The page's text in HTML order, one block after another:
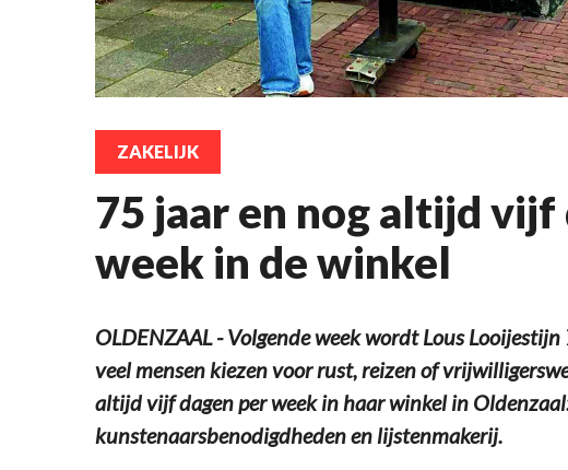
ZAKELIJK
75 jaar en nog altijd vijf
week in de winkel
OLDENZAAL - Volgende week wordt Lous
veel mensen kiezen voor rust, reizen of
altijd vijf dagen per week in haar winkel in
kunstenaarsbenodigdheden en lijstenmakerij.